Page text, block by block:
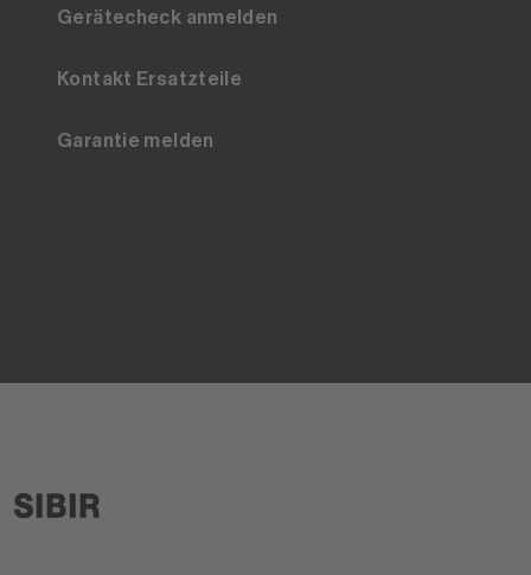
Gerätecheck anmelden
Kontakt Ersatzteile
Garantie melden